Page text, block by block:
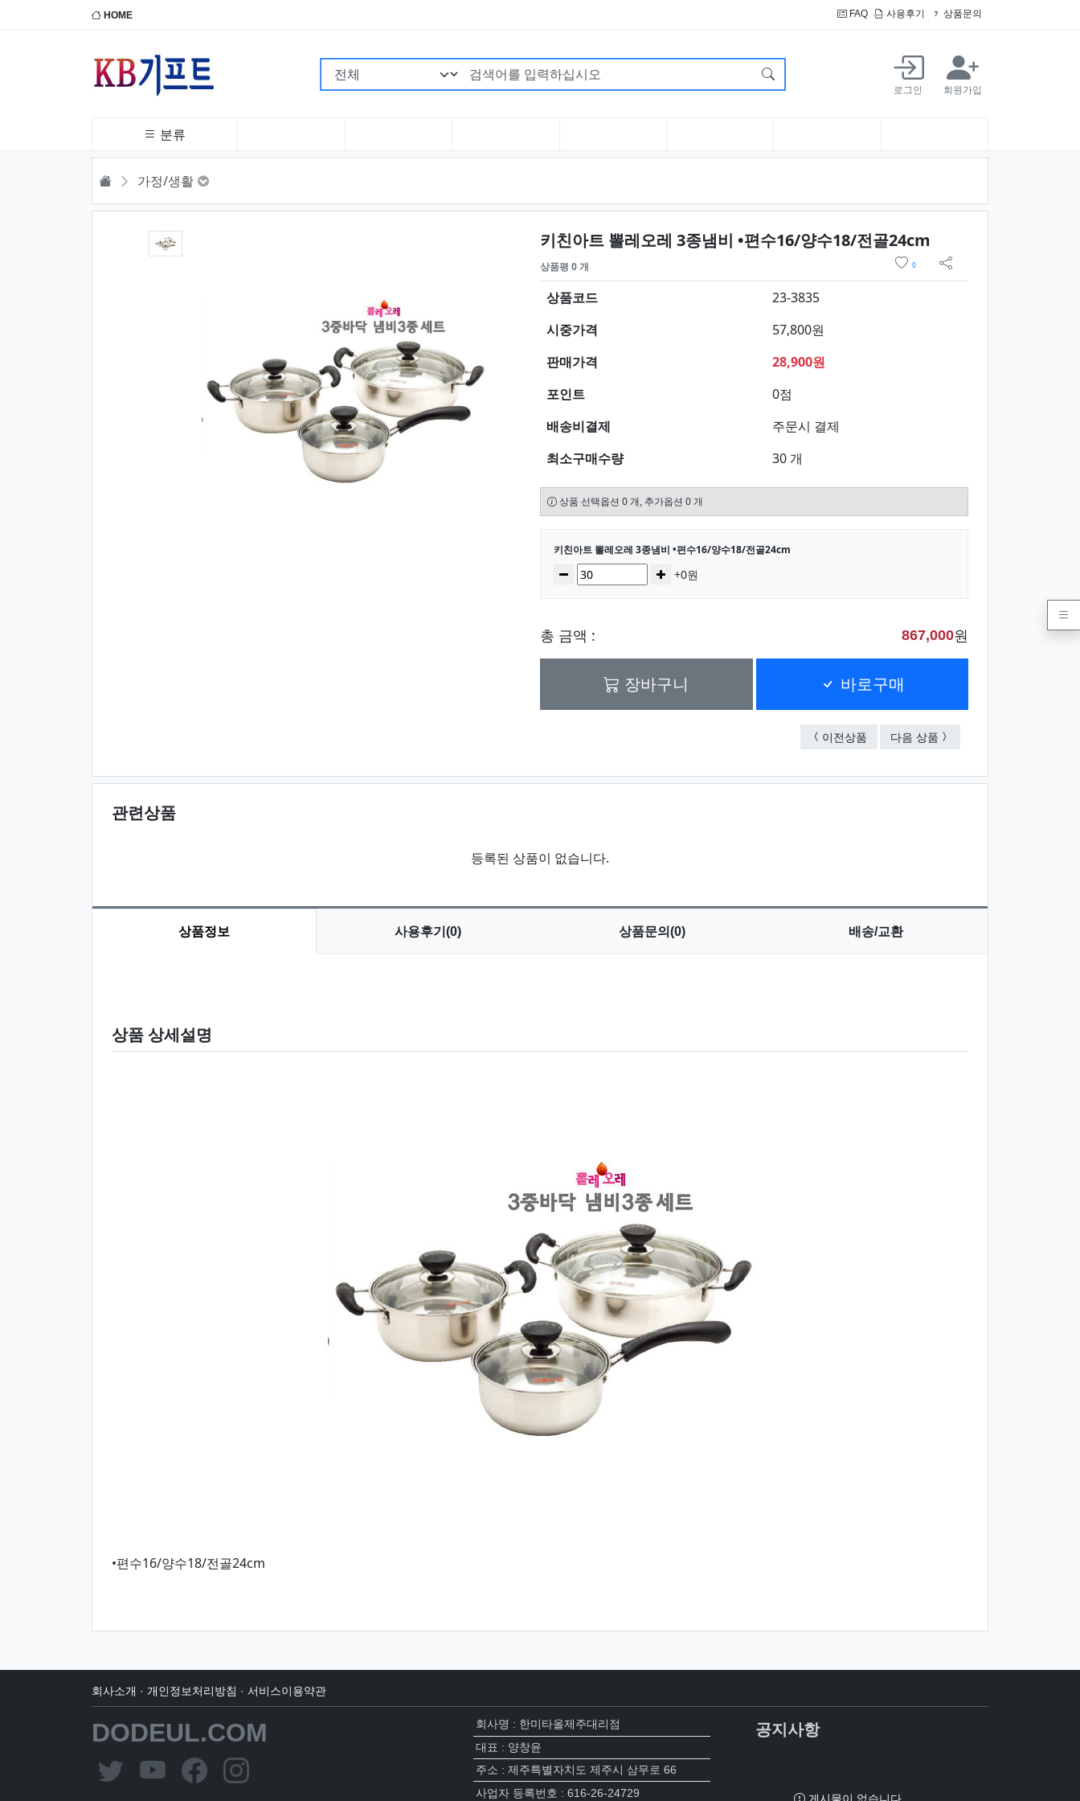
HOME FAQ 사용후기 상품문의
검색어 필수
로그인 회원가입
분류
HOME 가정/생활
키친아트 뽈레오레 3종냄비 •편수16/양수18/전골24cm
상품평 0 개 0
sns 공유
상품코드
23-3835
시중가격
57,800원
판매가격
28,900원
포인트
0점
배송비결제
주문시 결제
최소구매수량
30 개
상품 선택옵션 0 개, 추가옵션 0 개
선택된 옵션
키친아트 뽈레오레 3종냄비 •편수16/양수18/전골24cm
수량감소 증가+0원
총 금액 : 867,000원
장바구니 바로구매
이전상품 키친아트 뽈레오레 착탈식클릭 3종냄비
다음 상품 키친아트 아르떼 세라믹
관련상품
등록된 상품이 없습니다.
상품정보 사용후기(0) 상품문의(0) 배송/교환
상품 상세설명
•편수16/양수18/전골24cm
회사소개 · 개인정보처리방침 · 서비스이용약관
DODEUL.COM
회사명 : 한미타올제주대리점
대표 : 양창윤
주소 : 제주특별자치도 제주시 삼무로 66
사업자 등록번호 : 616-26-24729
공지사항